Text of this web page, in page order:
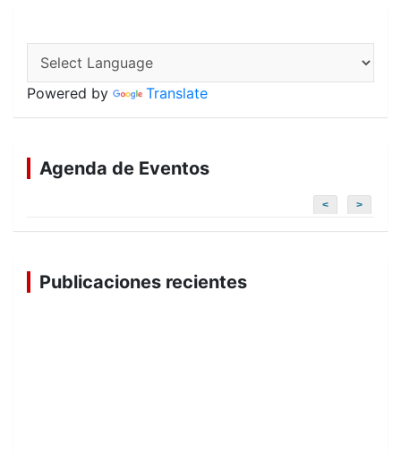
Powered by Translate
Agenda de Eventos
< >
Publicaciones recientes